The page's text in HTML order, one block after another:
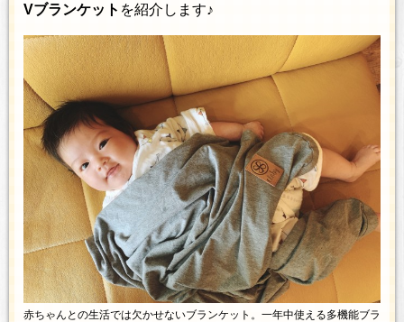
Vブランケット を紹介します♪
赤ちゃんとの生活では欠かせないブランケット。一年中使える多機能ブラ